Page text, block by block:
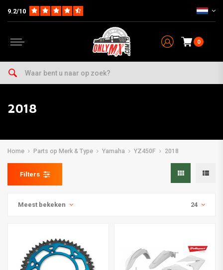
9.2/10
0
2018
Home Parts op Merk & Type Yamaha YZ450F 2018
Filters
Meest bekeken 24